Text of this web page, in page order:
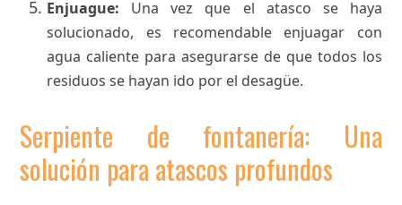
Enjuague: Una vez que el atasco se haya
solucionado, es recomendable enjuagar con
agua caliente para asegurarse de que todos los
residuos se hayan ido por el desagüe.
Serpiente de fontanería: Una
solución para atascos profundos